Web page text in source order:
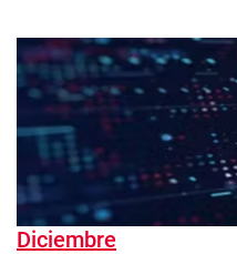
Diciembre